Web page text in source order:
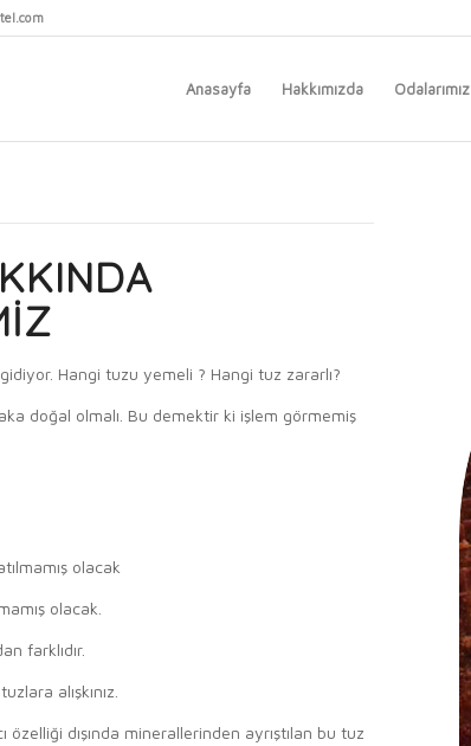
Anasayfa Hakkımızda Odalarımız
gidiyor. Hangi tuzu yemeli ? Hangi tuz zararlı?
doğal olmalı. Bu demektir ki işlem görmemiş
olacak
olacak.
farklıdır.
alışkınız.
dışında minerallerinden ayrıştılan bu tuz